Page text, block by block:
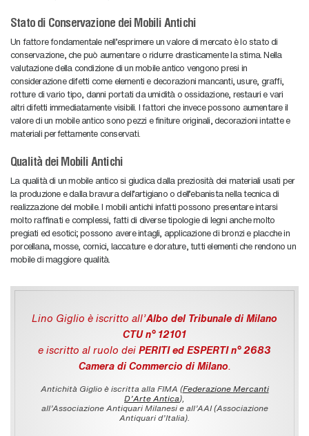
Stato di Conservazione dei Mobili Antichi
Un fattore fondamentale nell’esprimere un valore di mercato è lo stato di
conservazione, che può aumentare o ridurre drasticamente la stima. Nella
valutazione della condizione di un mobile antico vengono presi in
considerazione difetti come elementi e decorazioni mancanti, usure, graffi,
rotture di vario tipo, danni portati da umidità o ossidazione, restauri e vari
altri difetti immediatamente visibili. I fattori che invece possono aumentare il
valore di un mobile antico sono pezzi e finiture originali, decorazioni intatte e
materiali perfettamente conservati.
Qualità dei Mobili Antichi
La qualità di un mobile antico si giudica dalla preziosità dei materiali usati per
la produzione e dalla bravura dell’artigiano o dell’ebanista nella tecnica di
realizzazione del mobile. I mobili antichi infatti possono presentare intarsi
molto raffinati e complessi, fatti di diverse tipologie di legni anche molto
pregiati ed esotici; possono avere intagli, applicazione di bronzi e placche in
porcellana, mosse, cornici, laccature e dorature, tutti elementi che rendono un
mobile di maggiore qualità.
Lino Giglio è iscritto all'Albo del Tribunale di Milano
CTU n° 12101
e iscritto al ruolo dei PERITI ed ESPERTI n° 2683
Camera di Commercio di Milano.
Antichità Giglio è iscritta alla FIMA (Federazione Mercanti
D'Arte Antica),
all’Associazione Antiquari Milanesi e all’AAI (Associazione
Antiquari d’Italia).